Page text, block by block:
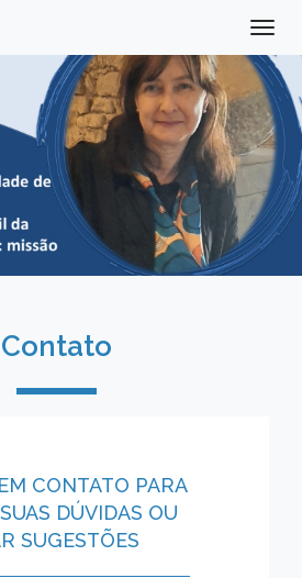
Contato
CONTATO PARA
DÚVIDAS OU
SUGESTÕES